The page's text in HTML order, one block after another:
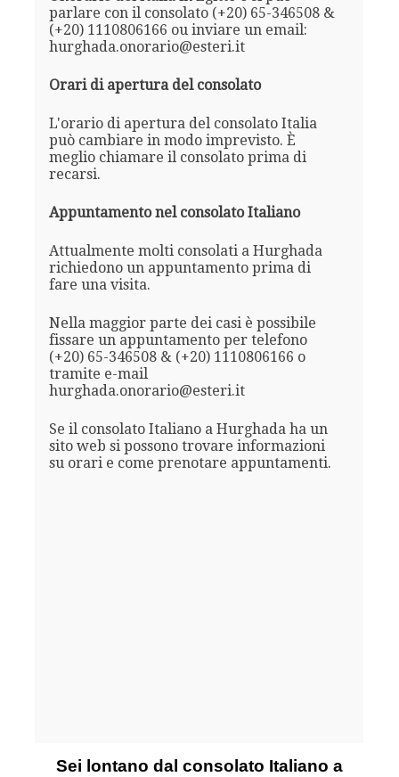
parlare con il consolato (+20) 65-346508 &
(+20) 1110806166 ou inviare un email:
hurghada.onorario@esteri.it
Orari di apertura del consolato
L'orario di apertura del consolato Italia
può cambiare in modo imprevisto. È
meglio chiamare il consolato prima di
recarsi.
Appuntamento nel consolato Italiano
Attualmente molti consolati a Hurghada
richiedono un appuntamento prima di
fare una visita.
Nella maggior parte dei casi è possibile
fissare un appuntamento per telefono
(+20) 65-346508 & (+20) 1110806166 o
tramite e-mail
hurghada.onorario@esteri.it
Se il consolato Italiano a Hurghada ha un
sito web si possono trovare informazioni
su orari e come prenotare appuntamenti.
Sei lontano dal consolato Italiano a